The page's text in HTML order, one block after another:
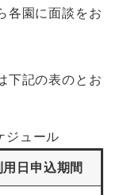
各園に面談をお
下記の表のとお
ジュール
用日申込期間